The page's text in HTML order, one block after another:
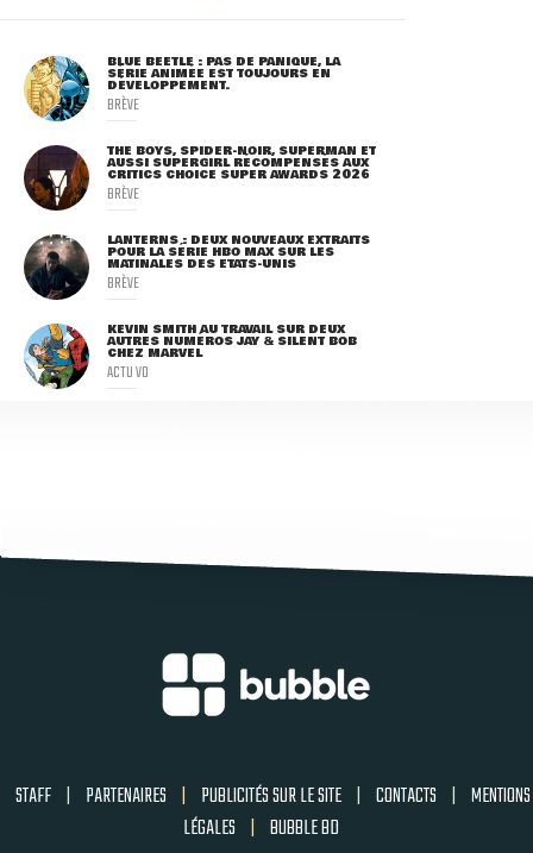
BLUE BEETLE : PAS DE PANIQUE, LA
SÉRIE ANIMÉE EST TOUJOURS EN
DÉVELOPPEMENT.
BRÈVE
THE BOYS, SPIDER-NOIR, SUPERMAN ET
AUSSI SUPERGIRL RÉCOMPENSÉS AUX
CRITICS CHOICE SUPER AWARDS 2026
BRÈVE
LANTERNS : DEUX NOUVEAUX EXTRAITS
POUR LA SÉRIE HBO MAX SUR LES
MATINALES DES ETATS-UNIS
BRÈVE
KEVIN SMITH AU TRAVAIL SUR DEUX
AUTRES NUMÉROS JAY & SILENT BOB
CHEZ MARVEL
ACTU VO
STAFF | PARTENAIRES | PUBLICITÉS SUR LE SITE | CONTACTS | MENTIONS
LÉGALES | BUBBLE BD